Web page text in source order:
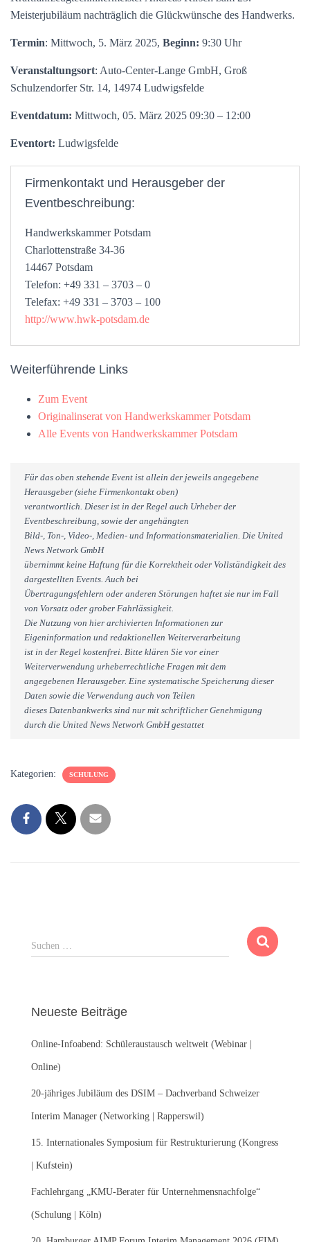
Meisterjubiläum nachträglich die Glückwünsche des Handwerks.
Termin: Mittwoch, 5. März 2025, Beginn: 9:30 Uhr
Veranstaltungsort: Auto-Center-Lange GmbH, Groß
Schulzendorfer Str. 14, 14974 Ludwigsfelde
Eventdatum: Mittwoch, 05. März 2025 09:30 – 12:00
Eventort: Ludwigsfelde
Firmenkontakt und Herausgeber der
Eventbeschreibung:
Handwerkskammer Potsdam
Charlottenstraße 34-36
14467 Potsdam
Telefon: +49 331 – 3703 – 0
Telefax: +49 331 – 3703 – 100
http://www.hwk-potsdam.de
Weiterführende Links
Zum Event
Originalinserat von Handwerkskammer Potsdam
Alle Events von Handwerkskammer Potsdam
Für das oben stehende Event ist allein der jeweils angegebene
Herausgeber (siehe Firmenkontakt oben)
verantwortlich. Dieser ist in der Regel auch Urheber der
Eventbeschreibung, sowie der angehängten
Bild-, Ton-, Video-, Medien- und Informationsmaterialien. Die United
News Network GmbH
übernimmt keine Haftung für die Korrektheit oder Vollständigkeit des
dargestellten Events. Auch bei
Übertragungsfehlern oder anderen Störungen haftet sie nur im Fall
von Vorsatz oder grober Fahrlässigkeit.
Die Nutzung von hier archivierten Informationen zur
Eigeninformation und redaktionellen Weiterverarbeitung
ist in der Regel kostenfrei. Bitte klären Sie vor einer
Weiterverwendung urheberrechtliche Fragen mit dem
angegebenen Herausgeber. Eine systematische Speicherung dieser
Daten sowie die Verwendung auch von Teilen
dieses Datenbankwerks sind nur mit schriftlicher Genehmigung
durch die United News Network GmbH gestattet
Kategorien: SCHULUNG
S
u
n
a
c
:
Suchen …
Neueste Beiträge
Online-Infoabend: Schüleraustausch weltweit (Webinar |
Online)
20-jähriges Jubiläum des DSIM – Dachverband Schweizer
Interim Manager (Networking | Rapperswil)
15. Internationales Symposium für Restrukturierung (Kongress
| Kufstein)
Fachlehrgang „KMU-Berater für Unternehmensnachfolge“
(Schulung | Köln)